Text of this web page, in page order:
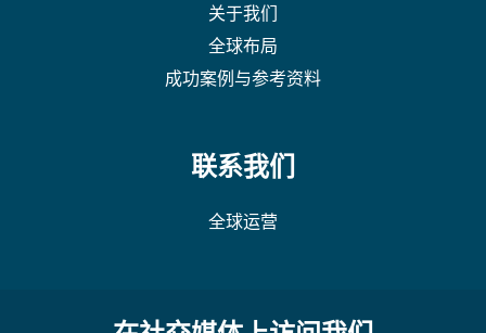
关于我们
全球布局
成功案例与参考资料
联系我们
全球运营